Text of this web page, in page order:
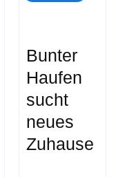
Bunter
Haufen
sucht
neues
Zuhause